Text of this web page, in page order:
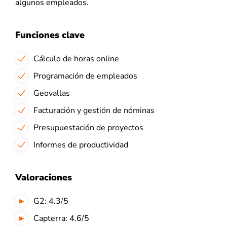
algunos empleados.
Funciones clave
Cálculo de horas online
Programación de empleados
Geovallas
Facturación y gestión de nóminas
Presupuestación de proyectos
Informes de productividad
Valoraciones
G2: 4.3/5
Capterra: 4.6/5